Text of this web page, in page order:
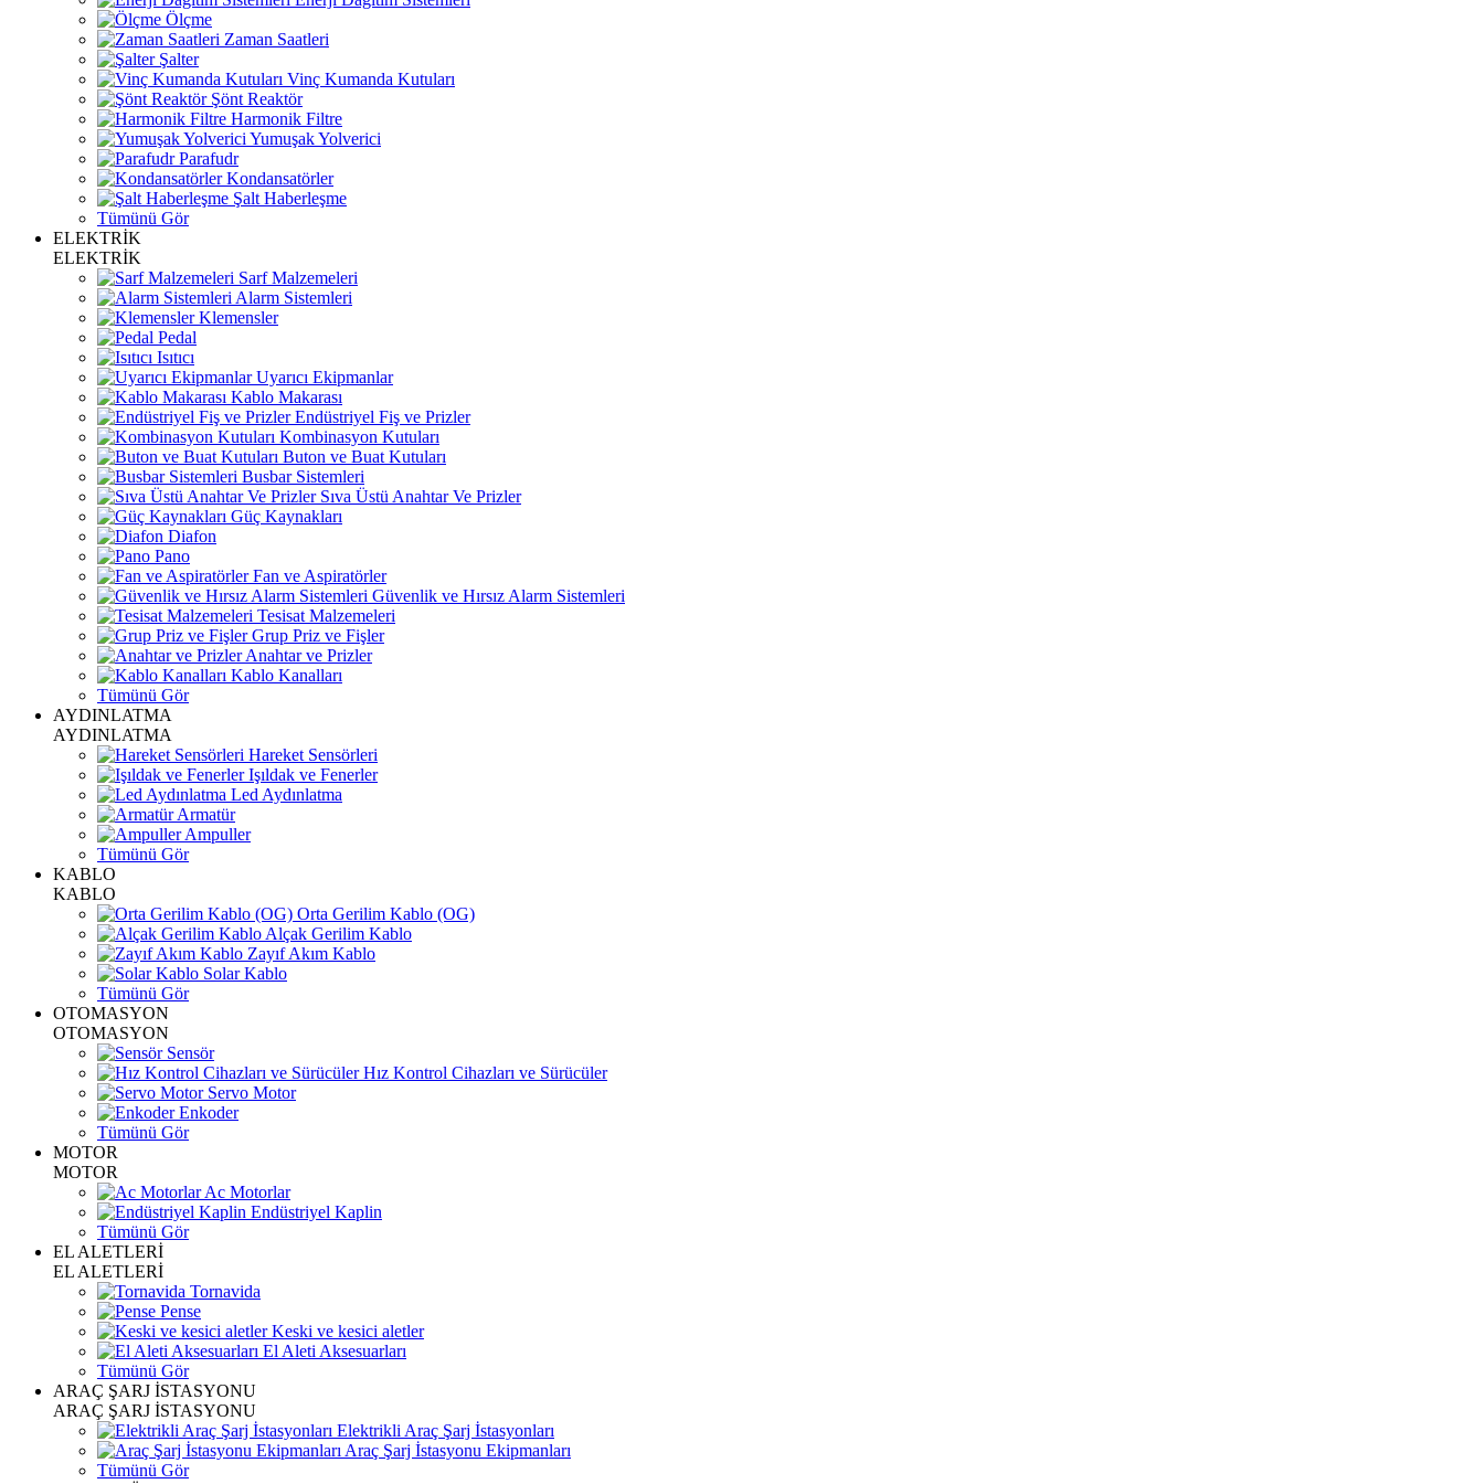
Ölçme
Zaman Saatleri
Şalter
Vinç Kumanda Kutuları
Şönt Reaktör
Harmonik Filtre
Yumuşak Yolverici
Parafudr
Kondansatörler
Şalt Haberleşme
Tümünü Gör
ELEKTRİK
ELEKTRİK
Sarf Malzemeleri
Alarm Sistemleri
Klemensler
Pedal
Isıtıcı
Uyarıcı Ekipmanlar
Kablo Makarası
Endüstriyel Fiş ve Prizler
Kombinasyon Kutuları
Buton ve Buat Kutuları
Busbar Sistemleri
Sıva Üstü Anahtar Ve Prizler
Güç Kaynakları
Diafon
Pano
Fan ve Aspiratörler
Güvenlik ve Hırsız Alarm Sistemleri
Tesisat Malzemeleri
Grup Priz ve Fişler
Anahtar ve Prizler
Kablo Kanalları
Tümünü Gör
AYDINLATMA
AYDINLATMA
Hareket Sensörleri
Işıldak ve Fenerler
Led Aydınlatma
Armatür
Ampuller
Tümünü Gör
KABLO
KABLO
Orta Gerilim Kablo (OG)
Alçak Gerilim Kablo
Zayıf Akım Kablo
Solar Kablo
Tümünü Gör
OTOMASYON
OTOMASYON
Sensör
Hız Kontrol Cihazları ve Sürücüler
Servo Motor
Enkoder
Tümünü Gör
MOTOR
MOTOR
Ac Motorlar
Endüstriyel Kaplin
Tümünü Gör
EL ALETLERİ
EL ALETLERİ
Tornavida
Pense
Keski ve kesici aletler
El Aleti Aksesuarları
Tümünü Gör
ARAÇ ŞARJ İSTASYONU
ARAÇ ŞARJ İSTASYONU
Elektrikli Araç Şarj İstasyonları
Araç Şarj İstasyonu Ekipmanları
Tümünü Gör